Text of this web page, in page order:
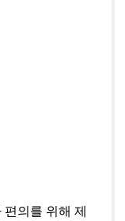
의를 위해 제